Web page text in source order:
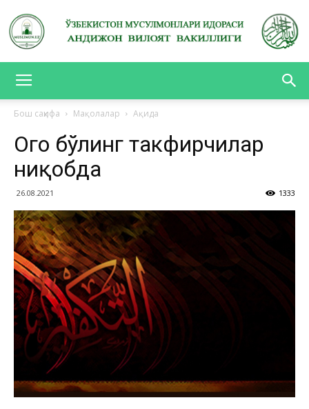
ВИЛОЯТ
Бош саҳифа Мақолалар Ақида
Огоҳ бўлинг такфирчилар
ниқобда
26.08.2021 1333